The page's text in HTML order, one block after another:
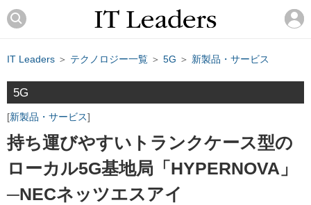
IT Leaders ＞ テクノロジー一覧 ＞ 5G ＞ 新製品・サービス
5G
新製品・サービス
持ち運びやすいトランクケース型の
ローカル5G基地局「HYPERNOVA」
─NECネッツエスアイ